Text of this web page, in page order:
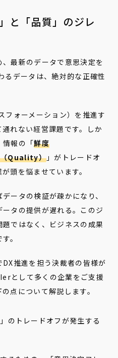
と「品質」のジレ
、最新のデータで意思決定を
るデータは、絶対的な正確性
フォーメーション）を推進す
れない経営課題です。しか
情報の「鮮度
（Quality） 」がトレードオ
頭を悩ませています。
ータの検証が疎かになり、
タの提供が遅れる。このジ
ではなく、ビジネスの成果
。
推進を担う決裁者の皆様が
として多くの企業をご支援
点について解説します。
のトレードオフが発生する